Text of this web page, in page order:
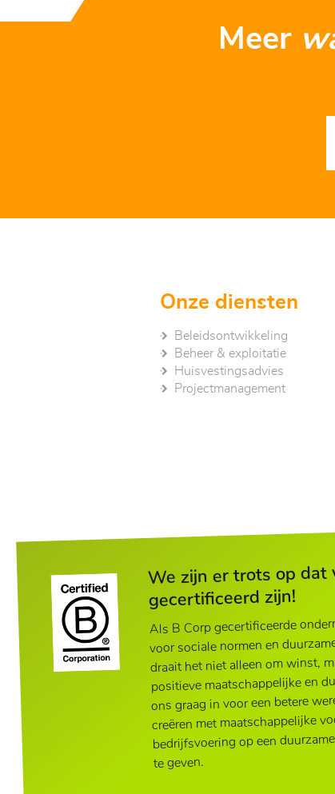
Meer
Onze diensten
Beleidsontwikkeling
Beheer & exploitatie
Huisvestingsadvies
Project­management
We zijn er trots op dat
gecertificeerd zijn!
Als B Corp gecertificeerde
voor sociale normen en
draait het niet alleen om winst,
positieve maatschappelijke en
ons graag in voor een betere
creëren met maatschappelijke
bedrijfsvoering op een
te geven.